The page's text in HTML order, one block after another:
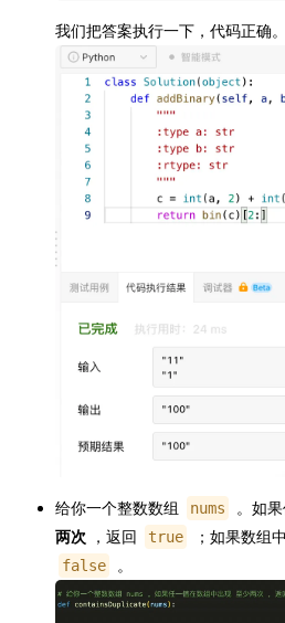
我们把答案执行一下，代码正确。
给你一个整数数组 nums 。如
两次 ，返回 true ；如果数组
false 。